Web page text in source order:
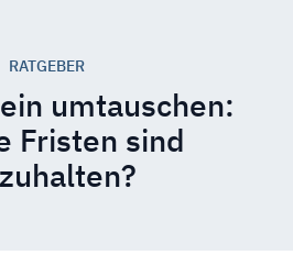
RATGEBER
umtauschen:
Fristen sind